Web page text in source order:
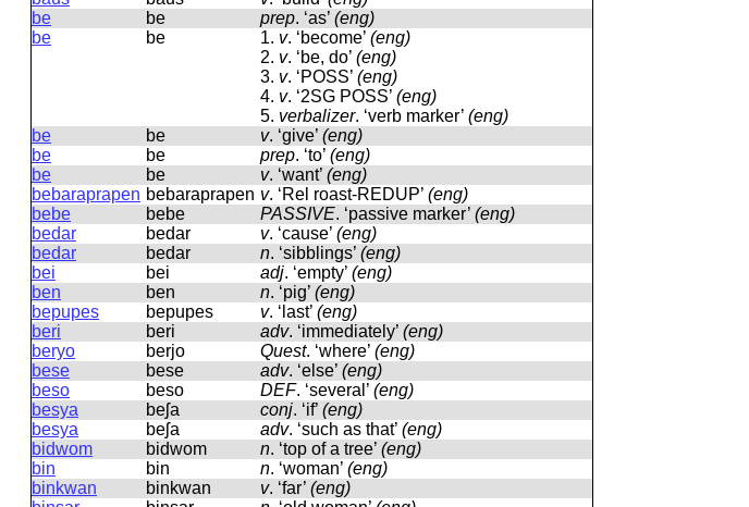
be
be prep. ‘as’ (eng)
be
be 1. v. ‘become’ (eng)
2. v. ‘be, do’ (eng)
3. v. ‘POSS’ (eng)
4. v. ‘2SG POSS’ (eng)
5. verbalizer. ‘verb marker’ (eng)
be
be v. ‘give’ (eng)
be
be prep. ‘to’ (eng)
be
be v. ‘want’ (eng)
bebaraprapen bebaraprapen v. ‘Rel roast-REDUP’ (eng)
bebe
bebe PASSIVE. ‘passive marker’ (eng)
bedar
bedar v. ‘cause’ (eng)
bedar
bedar n. ‘sibblings’ (eng)
bei
bei adj. ‘empty’ (eng)
ben
ben n. ‘pig’ (eng)
bepupes
bepupes v. ‘last’ (eng)
beri
beri adv. ‘immediately’ (eng)
beryo
berjo Quest. ‘where’ (eng)
bese
bese adv. ‘else’ (eng)
beso
beso DEF. ‘several’ (eng)
besya
beʃa conj. ‘if’ (eng)
besya
beʃa adv. ‘such as that’ (eng)
bidwom
bidwom n. ‘top of a tree’ (eng)
bin
bin n. ‘woman’ (eng)
binkwan
binkwan v. ‘far’ (eng)